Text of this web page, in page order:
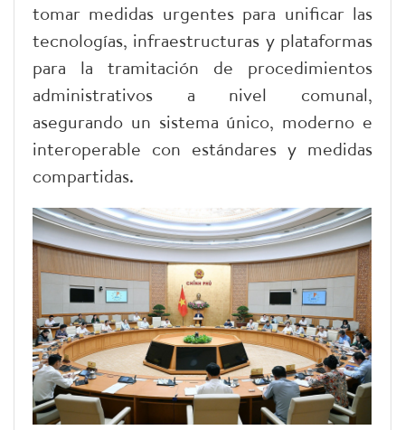
tomar medidas urgentes para unificar las
tecnologías, infraestructuras y plataformas
para la tramitación de procedimientos
administrativos a nivel comunal,
asegurando un sistema único, moderno e
interoperable con estándares y medidas
compartidas.